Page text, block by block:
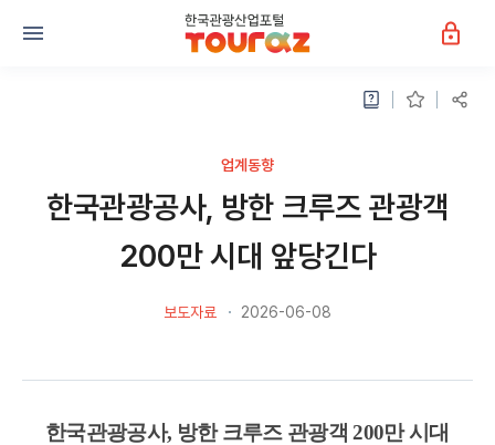
업계동향
한국관광공사, 방한 크루즈 관광객
200만 시대 앞당긴다
보도자료 2026-06-08
한국관광공사, 방한 크루즈 관광객 200만 시대